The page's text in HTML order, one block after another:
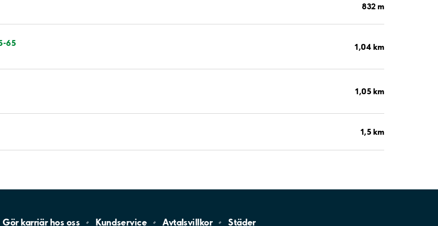
832 m
65 1,04 km
1,05 km
1,5 km
Gör karriär hos oss Kundservice Avtalsvillkor Städer